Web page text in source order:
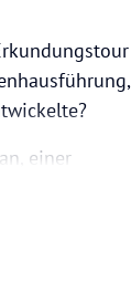
einer
„Via